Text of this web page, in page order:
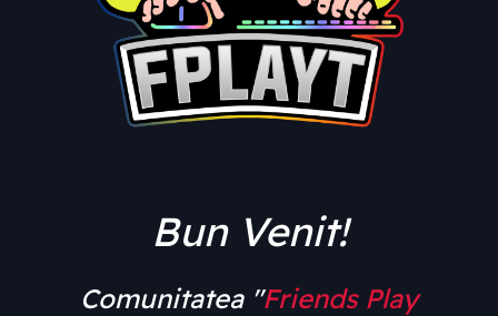
Bun Venit!
Comunitatea "Friends Play